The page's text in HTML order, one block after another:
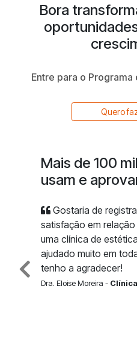
Bora
Entre para o
Quero
Mais de 100
usam e
Gostaria de
satisfação em
uma clínica de
ajudado muito em
tenho a agradecer!
Dra. Eloise Moreira -